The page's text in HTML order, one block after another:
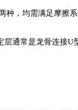
，均需满足摩擦
通常是龙骨连接U